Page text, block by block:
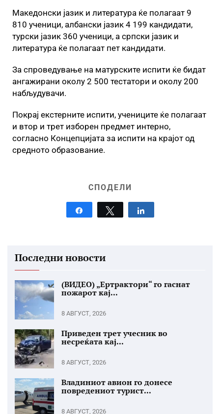
Македонски јазик и литература ќе полагаат 9
810 ученици, албански јазик 4 199 кандидати,
турски јазик 360 ученици, а српски јазик и
литература ќе полагаат пет кандидати.
За спроведување на матурските испити ќе бидат
ангажирани околу 2 500 тестатори и околу 200
набљудувачи.
Покрај екстерните испити, учениците ќе полагаат
и втор и трет изборен предмет интерно,
согласно Концепцијата за испити на крајот од
средното образование.
СПОДЕЛИ
Tweet
Последни новости
(ВИДЕО) „Ертрактори“ го гаснат
пожарот кај...
8 АВГУСТ, 2026
Приведен трет учесник во
несреќата кај...
8 АВГУСТ, 2026
Владиниот авион го донесе
повредениот турист...
8 АВГУСТ, 2026